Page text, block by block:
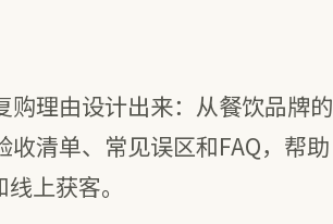
理由设计出来：从餐饮品牌的
清单、常见误区和FAQ，帮助
上获客。